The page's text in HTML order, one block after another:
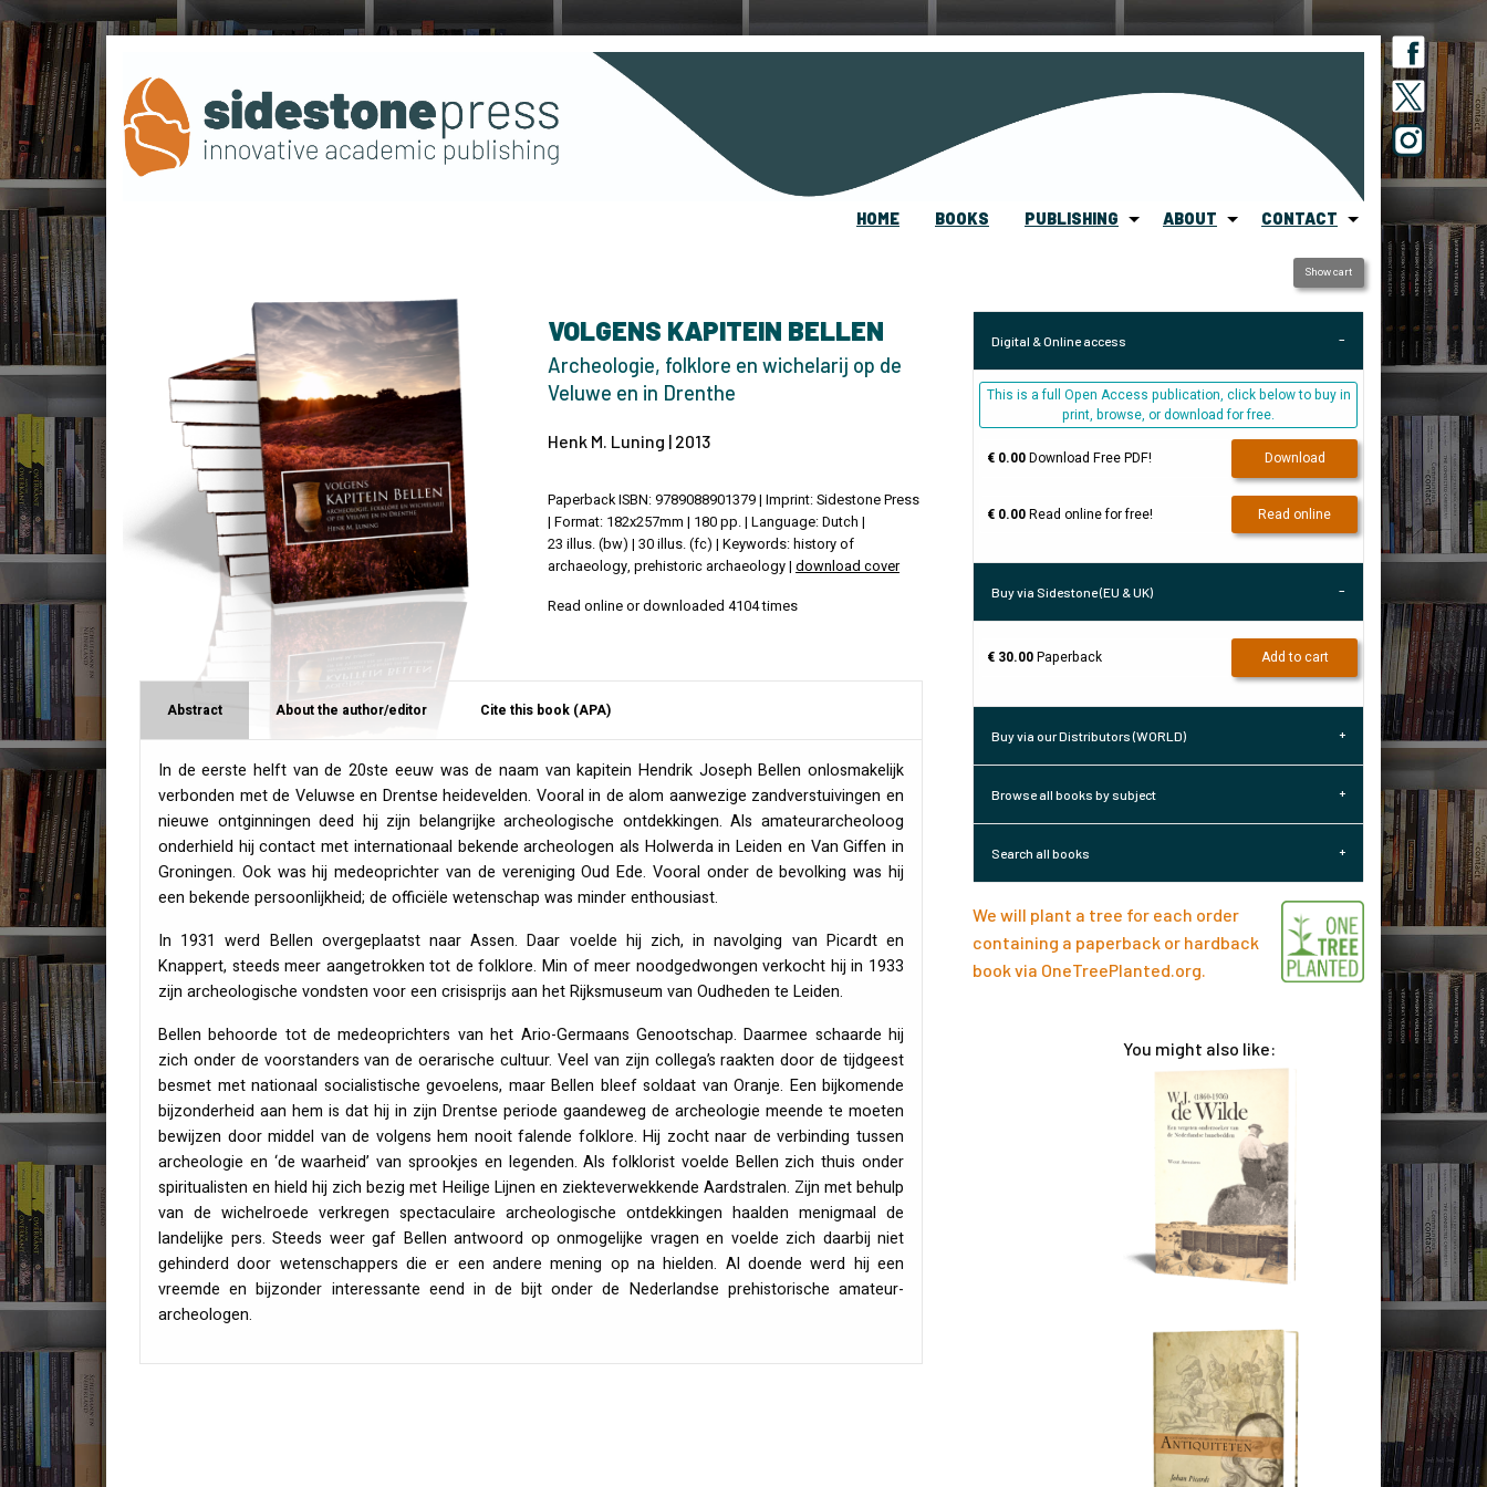
HOME BOOKS PUBLISHING ABOUT CONTACT
VOLGENS KAPITEIN BELLEN
Archeologie, folklore en wichelarij op de
Veluwe en in Drenthe
Henk M. Luning | 2013
Paperback ISBN: 9789088901379 | Imprint: Sidestone Press
| Format: 182x257mm | 180 pp. | Language: Dutch |
23 illus. (bw) | 30 illus. (fc) | Keywords: history of
archaeology, prehistoric archaeology | download cover
Read online or downloaded 4104 times
Abstract About the author/editor Cite this book (APA)
In de eerste helft van de 20ste eeuw was de naam van kapitein Hendrik Joseph Bellen onlosmakelijk
verbonden met de Veluwse en Drentse heidevelden. Vooral in de alom aanwezige zandverstuivingen en
nieuwe ontginningen deed hij zijn belangrijke archeologische ontdekkingen. Als amateurarcheoloog
onderhield hij contact met internationaal bekende archeologen als Holwerda in Leiden en Van Giffen in
Groningen. Ook was hij medeoprichter van de vereniging Oud Ede. Vooral onder de bevolking was hij
een bekende persoonlijkheid; de officiële wetenschap was minder enthousiast.
In 1931 werd Bellen overgeplaatst naar Assen. Daar voelde hij zich, in navolging van Picardt en
Knappert, steeds meer aangetrokken tot de folklore. Min of meer noodgedwongen verkocht hij in 1933
zijn archeologische vondsten voor een crisisprijs aan het Rijksmuseum van Oudheden te Leiden.
Bellen behoorde tot de medeoprichters van het Ario-Germaans Genootschap. Daarmee schaarde hij
zich onder de voorstanders van de oerarische cultuur. Veel van zijn collega’s raakten door de tijdgeest
besmet met nationaal socialistische gevoelens, maar Bellen bleef soldaat van Oranje. Een bijkomende
bijzonderheid aan hem is dat hij in zijn Drentse periode gaandeweg de archeologie meende te moeten
bewijzen door middel van de volgens hem nooit falende folklore. Hij zocht naar de verbinding tussen
archeologie en ‘de waarheid’ van sprookjes en legenden. Als folklorist voelde Bellen zich thuis onder
spiritualisten en hield hij zich bezig met Heilige Lijnen en ziekteverwekkende Aardstralen. Zijn met behulp
van de wichelroede verkregen spectaculaire archeologische ontdekkingen haalden menigmaal de
landelijke pers. Steeds weer gaf Bellen antwoord op onmogelijke vragen en voelde zich daarbij niet
gehinderd door wetenschappers die er een andere mening op na hielden. Al doende werd hij een
vreemde en bijzonder interessante eend in de bijt onder de Nederlandse prehistorische amateur-
archeologen.
Show cart
Digital & Online access
This is a full Open Access publication, click below to buy in
print, browse, or download for free.
€ 0.00Download Free PDF! Download
€ 0.00Read online for free! Read online
Buy via Sidestone (EU & UK)
€ 30.00Paperback Add to cart
Buy via our Distributors (WORLD)
Browse all books by subject
Search all books
We will plant a tree for each order
containing a paperback or hardback
book via OneTreePlanted.org
You might also like: